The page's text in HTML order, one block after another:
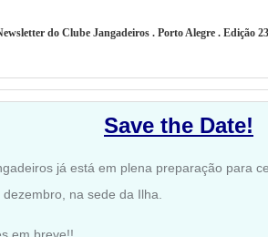
do Clube Jangadeiros . Porto Alegre . Edição
Save the Date!
já está em plena preparação para
na sede da Ilha.